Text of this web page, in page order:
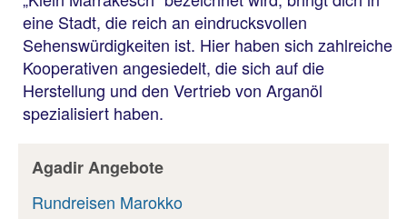
eine Stadt, die reich an eindrucksvollen
Sehenswürdigkeiten ist. Hier haben sich zahlreiche
Kooperativen angesiedelt, die sich auf die
Herstellung und den Vertrieb von Arganöl
spezialisiert haben.
Agadir Angebote
Rundreisen Marokko